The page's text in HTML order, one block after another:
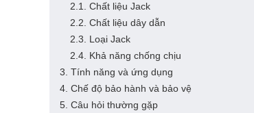
2.1. Chất liệu Jack
2.2. Chất liệu dây dẫn
2.3. Loại Jack
2.4. Khả năng chống chịu
3. Tính năng và ứng dụng
4. Chế độ bảo hành và bảo vệ
5. Câu hỏi thường gặp